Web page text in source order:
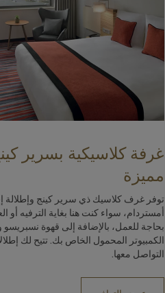
غرفة كلاسيكية بسرير
مميزة
توفر غرف كلاسيك ذي سرير كينج وإطلالة
أمستردام، سواء كنت هنا بغاية الترفيه
بحاجة للعمل، بالإضافة إلى قهوة
الكمبيوتر المحمول الخاص بك. تتيح لك
التواصل معها.